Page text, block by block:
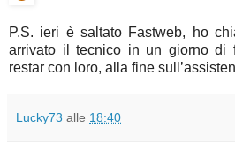
P.S. ieri è saltato Fastweb, ho
arrivato il tecnico in un giorno di
restar con loro, alla fine
Lucky73 alle 18:40